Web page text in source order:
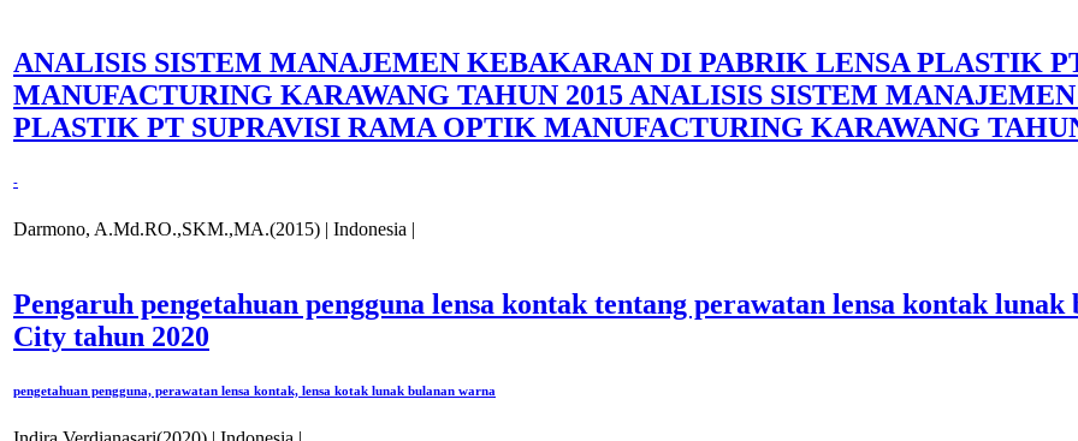
ANALISIS SISTEM MANAJEMEN KEBAKARAN DI PABRIK LENSA PLASTIK
MANUFACTURING KARAWANG TAHUN 2015 ANALISIS SISTEM
PLASTIK PT SUPRAVISI RAMA OPTIK MANUFACTURING KARAWANG
-
Darmono, A.Md.RO.,SKM.,MA.(2015) | Indonesia |
Pengaruh pengetahuan pengguna lensa kontak tentang perawatan lensa kontak
City tahun 2020
pengetahuan pengguna, perawatan lensa kontak, lensa kotak lunak bulanan warna